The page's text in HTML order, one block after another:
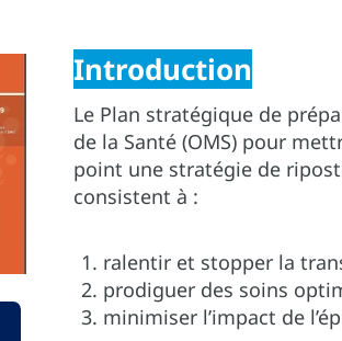
Introduction
Le Plan stratégique de
de la Santé (OMS) pour
point une stratégie de
consistent à :
ralentir et stopper la
prodiguer des soins
minimiser l’impact de